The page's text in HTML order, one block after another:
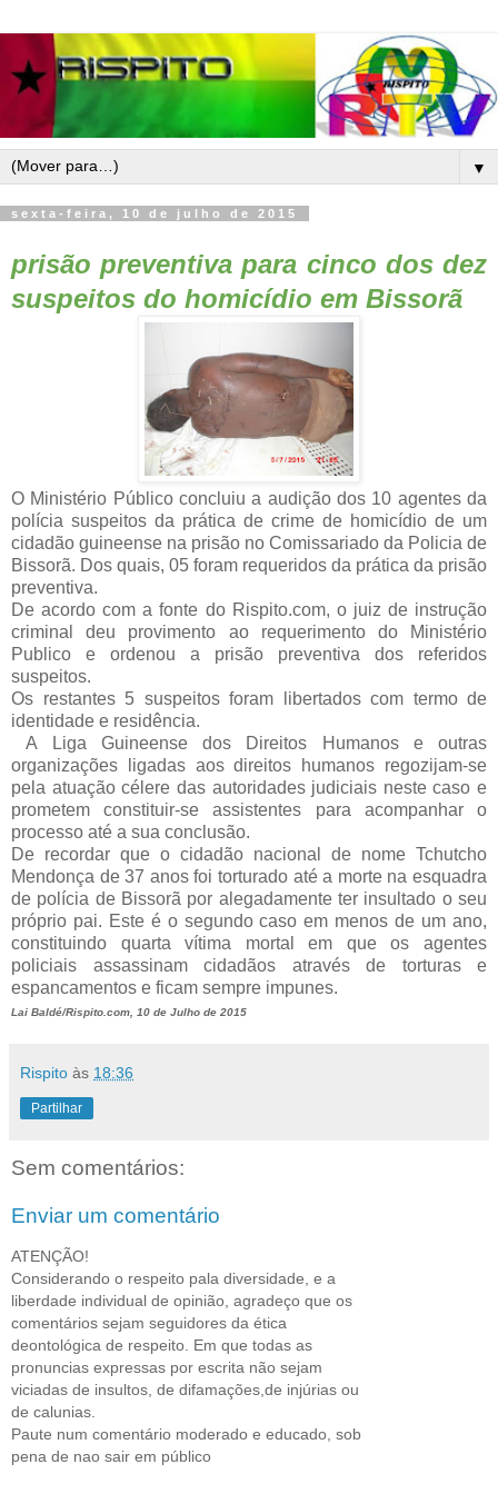
▼
sexta-feira, 10 de julho de 2015
prisão preventiva para cinco dos dez
suspeitos do homicídio em Bissorã
O Ministério Público concluiu a audição dos 10 agentes da
polícia suspeitos da prática de crime de homicídio de um
cidadão guineense na prisão no Comissariado da Policia de
Bissorã. Dos quais, 05 foram requeridos da prática da prisão
preventiva.
De acordo com a fonte do Rispito.com, o juiz de instrução
criminal deu provimento ao requerimento do Ministério
Publico e ordenou a prisão preventiva dos referidos
suspeitos.
Os restantes 5 suspeitos foram libertados com termo de
identidade e residência.
A Liga Guineense dos Direitos Humanos e outras
organizações ligadas aos direitos humanos regozijam-se
pela atuação célere das autoridades judiciais neste caso e
prometem constituir-se assistentes para acompanhar o
processo até a sua conclusão.
De recordar que o cidadão nacional de nome Tchutcho
Mendonça de 37 anos foi torturado até a morte na esquadra
de polícia de Bissorã por alegadamente ter insultado o seu
próprio pai. Este é o segundo caso em menos de um ano,
constituindo quarta vítima mortal em que os agentes
policiais assassinam cidadãos através de torturas e
espancamentos e ficam sempre impunes.
Lai Baldé/Rispito.com, 10 de Julho de 2015
Rispito às 18:36
Partilhar
Sem comentários:
Enviar um comentário
ATENÇÃO!
Considerando o respeito pala diversidade, e a
liberdade individual de opinião, agradeço que os
comentários sejam seguidores da ética
deontológica de respeito. Em que todas as
pronuncias expressas por escrita não sejam
viciadas de insultos, de difamações,de injúrias ou
de calunias.
Paute num comentário moderado e educado, sob
pena de nao sair em público